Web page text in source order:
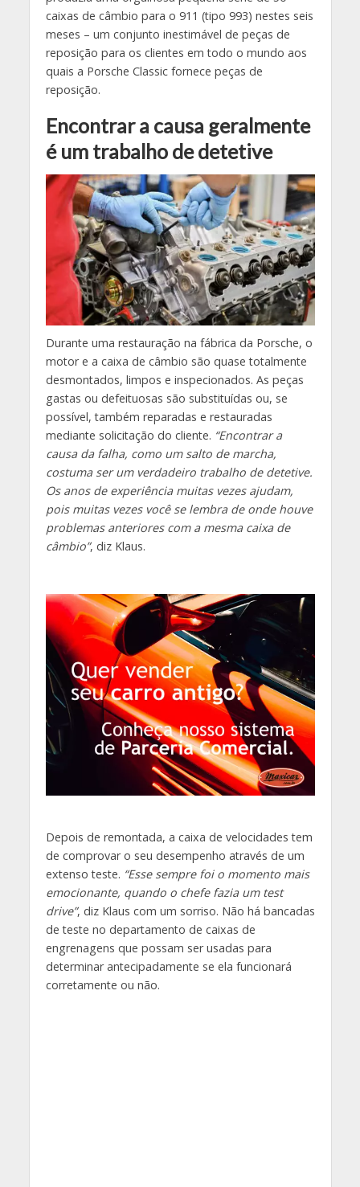
caixas de câmbio para o 911 (tipo 993) nestes seis
meses – um conjunto inestimável de peças de
reposição para os clientes em todo o mundo aos
quais a Porsche Classic fornece peças de
reposição.
Encontrar a causa geralmente
é um trabalho de detetive
Durante uma restauração na fábrica da Porsche, o
motor e a caixa de câmbio são quase totalmente
desmontados, limpos e inspecionados. As peças
gastas ou defeituosas são substituídas ou, se
possível, também reparadas e restauradas
mediante solicitação do cliente. “Encontrar a
causa da falha, como um salto de marcha,
costuma ser um verdadeiro trabalho de detetive.
Os anos de experiência muitas vezes ajudam,
pois muitas vezes você se lembra de onde houve
problemas anteriores com a mesma caixa de
câmbio”, diz Klaus.
Depois de remontada, a caixa de velocidades tem
de comprovar o seu desempenho através de um
extenso teste. “Esse sempre foi o momento mais
emocionante, quando o chefe fazia um test
drive”, diz Klaus com um sorriso. Não há bancadas
de teste no departamento de caixas de
engrenagens que possam ser usadas para
determinar antecipadamente se ela funcionará
corretamente ou não.